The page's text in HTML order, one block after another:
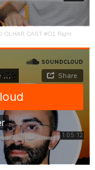
OLHAR CAST #O1 Right